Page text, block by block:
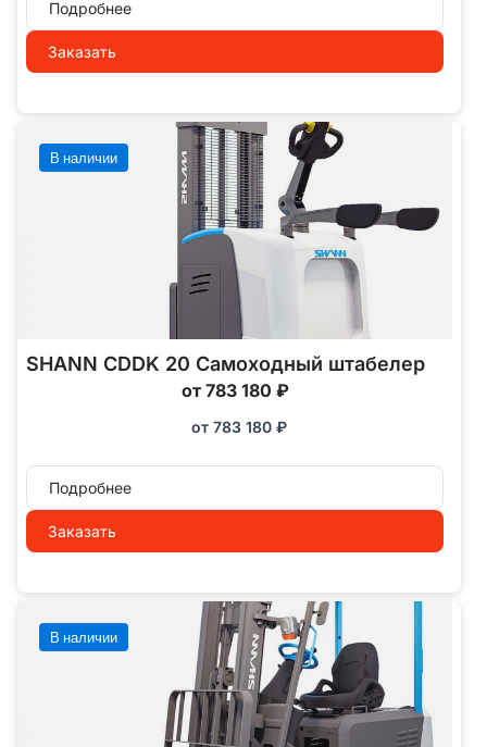
Подробнее
Заказать
В наличии
SHANN CDDK 20 Самоходный штабелер
от 783 180 ₽
от 783 180 ₽
Подробнее
Заказать
В наличии